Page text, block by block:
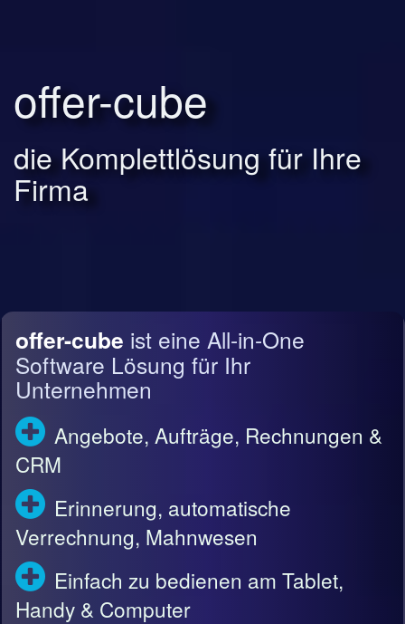
offer-cube
die Komplettlösung für Ihre
Firma
offer-cube ist eine All-in-One
Software Lösung für Ihr
Unternehmen
Angebote, Aufträge, Rechnungen &
CRM
Erinnerung, automatische
Verrechnung, Mahnwesen
Einfach zu bedienen am Tablet,
Handy & Computer